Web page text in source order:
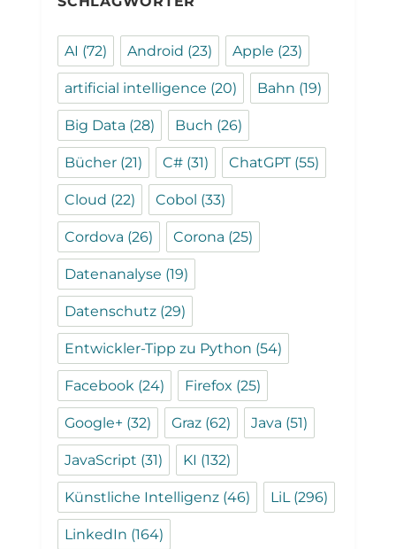
AI (72) Android (23) Apple (23)
artificial intelligence (20) Bahn (19)
Big Data (28) Buch (26)
Bücher (21) C# (31) ChatGPT(55)
Cloud (22) Cobol (33)
Cordova (26) Corona (25)
Datenanalyse (19)
Datenschutz (29)
Entwickler-Tipp zu Python (54)
Facebook (24) Firefox (25)
Google+ (32) Graz (62) Java (51)
JavaScript (31) KI (132)
Künstliche Intelligenz (46) LiL(296)
LinkedIn (164)